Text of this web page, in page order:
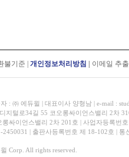
불기준 개인정보처리방침 이메일 추
: ㈜ 에듀윌 | 대표이사 양형남 | e-mail :
지털로34길 55 코오롱싸이언스밸리 2차
롱싸이언스밸리 2차 201호 | 사업자등록번
2450031 | 출판사등록번호 제 18-102호 |
Corp. All rights reserved.